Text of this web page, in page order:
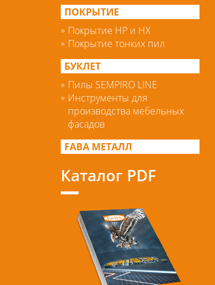
ПОКРЫТИЕ
Покрытие HP и HX
Покрытие тонких пил
БУКЛЕТ
Пилы SEMPIRO LINE
Инструменты для
производства мебельных
фасадов
FABA МЕТАЛЛ
Каталог PDF